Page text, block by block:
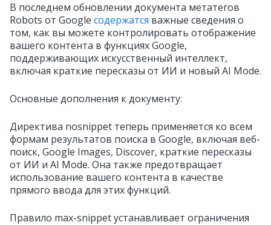
В последнем обновлении документа метатегов
Robots от Google содержатся важные сведения о
том, как вы можете контролировать отображение
вашего контента в функциях Google,
поддерживающих искусственный интеллект,
включая краткие пересказы от ИИ и новый AI Mode.
Основные дополнения к документу:
Директива nosnippet теперь применяется ко всем
формам результатов поиска в Google, включая веб-
поиск, Google Images, Discover, краткие пересказы
от ИИ и AI Mode. Она также предотвращает
использование вашего контента в качестве
прямого ввода для этих функций.
Правило max-snippet устанавливает ограничения